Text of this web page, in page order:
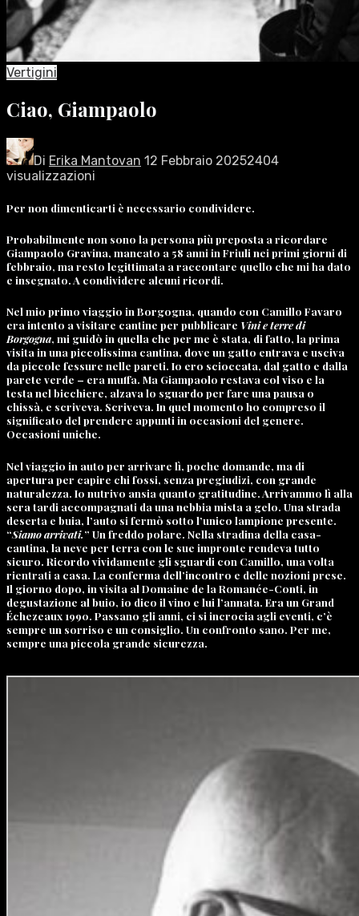
Vertigini
Ciao, Giampaolo
Di Erika Mantovan 12 Febbraio 20252404
visualizzazioni
Per non dimenticarti è necessario condividere.
Probabilmente non sono la persona più preposta a ricordare
Giampaolo Gravina, mancato a 58 anni in Friuli nei primi giorni di
febbraio, ma resto legittimata a raccontare quello che mi ha dato
e insegnato. A condividere alcuni ricordi.
Nel mio primo viaggio in Borgogna, quando con Camillo Favaro
era intento a visitare cantine per pubblicare Vini e terre di
Borgogna, mi guidò in quella che per me è stata, di fatto, la prima
visita in una piccolissima cantina, dove un gatto entrava e usciva
da piccole fessure nelle pareti. Io ero scioccata, dal gatto e dalla
parete verde – era muffa. Ma Giampaolo restava col viso e la
testa nel bicchiere, alzava lo sguardo per fare una pausa o
chissà, e scriveva. Scriveva. In quel momento ho compreso il
significato del prendere appunti in occasioni del genere.
Occasioni uniche.
Nel viaggio in auto per arrivare lì, poche domande, ma di
apertura per capire chi fossi, senza pregiudizi, con grande
naturalezza. Io nutrivo ansia quanto gratitudine. Arrivammo lì alla
sera tardi accompagnati da una nebbia mista a gelo. Una strada
deserta e buia, l’auto si fermò sotto l’unico lampione presente.
“Siamo arrivati.” Un freddo polare. Nella stradina della casa-
cantina, la neve per terra con le sue impronte rendeva tutto
sicuro. Ricordo vividamente gli sguardi con Camillo, una volta
rientrati a casa. La conferma dell’incontro e delle nozioni prese.
Il giorno dopo, in visita al Domaine de la Romanée-Conti, in
degustazione al buio, io dico il vino e lui l’annata. Era un Grand
Échezeaux 1990. Passano gli anni, ci si incrocia agli eventi, c’è
sempre un sorriso e un consiglio. Un confronto sano. Per me,
sempre una piccola grande sicurezza.